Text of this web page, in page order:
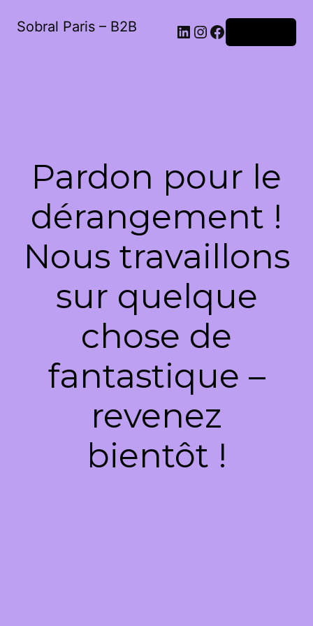
Sobral Paris – B2B LinkedIn
Instagram
Facebook
Pardon pour le
dérangement !
Nous travaillons
sur quelque
chose de
fantastique –
revenez
bientôt !